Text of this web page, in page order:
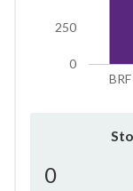
0
250
0